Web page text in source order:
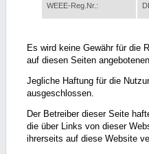
WEEE-Reg.Nr.:
Es wird keine Gewähr für die
auf diesen Seiten
Jegliche Haftung für die
ausgeschlossen.
Der Betreiber dieser Seite
die über Links von dieser
ihrerseits auf diese Website